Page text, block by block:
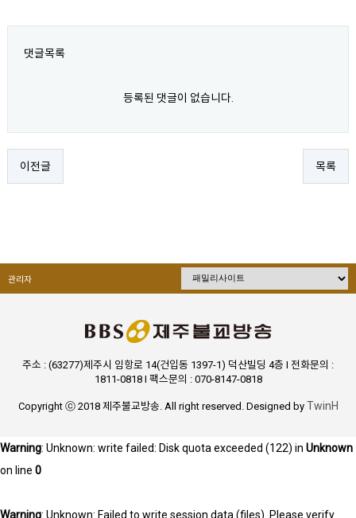
댓글목록
등록된 댓글이 없습니다.
이전글 목록
관리자
주소 : (63277)제주시 임항로 14(건입동 1397-1) 덕산빌딩 4층 I 전화문의 :
1811-0818 I 팩스문의 : 070-8147-0818
Copyright ⓒ 2018 제주불교방송. All right reserved. Designed by TwinH
Warning: Unknown: write failed: Disk quota exceeded (122) in Unknown
on line 0
Warning: Unknown: Failed to write session data (files). Please verify